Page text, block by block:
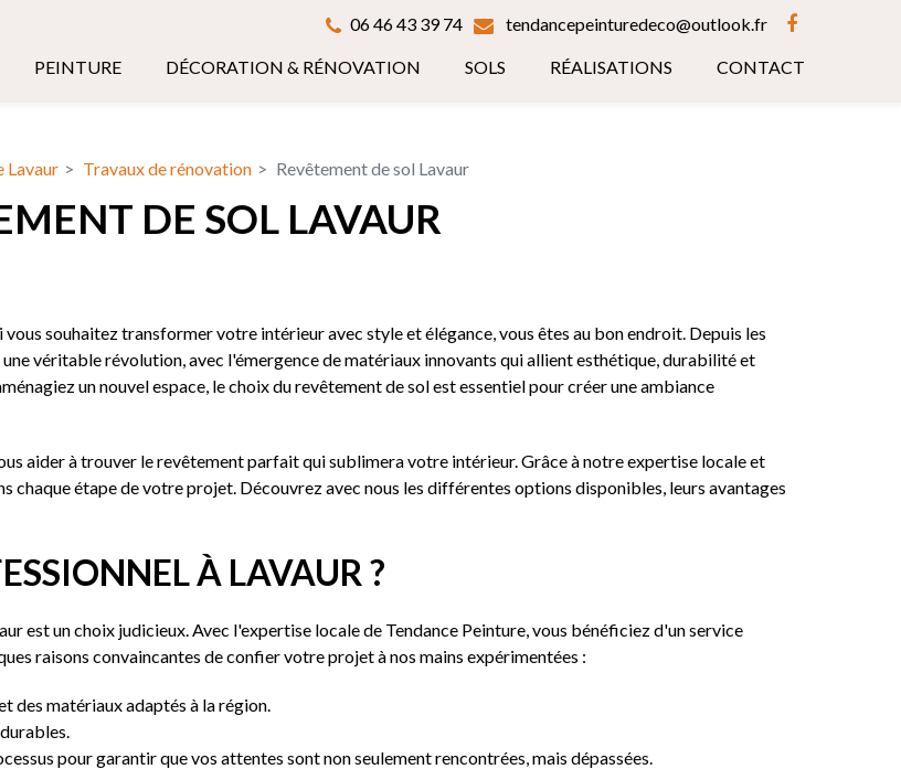
06 46 43 39 74 tendancepeinturedeco@outlook.fr
PEINTURE DÉCORATION & RÉNOVATION SOLS RÉALISATIONS CONTACT
Lavaur Travaux de rénovation Revêtement de sol Lavaur
DE SOL LAVAUR
vous souhaitez transformer votre intérieur avec style et élégance, vous êtes au bon endroit. Depuis les
une véritable révolution, avec l'émergence de matériaux innovants qui allient esthétique, durabilité et
un nouvel espace, le choix du revêtement de sol est essentiel pour créer une ambiance
aider à trouver le revêtement parfait qui sublimera votre intérieur. Grâce à notre expertise locale et
chaque étape de votre projet. Découvrez avec nous les différentes options disponibles, leurs avantages
À LAVAUR ?
est un choix judicieux. Avec l'expertise locale de Tendance Peinture, vous bénéficiez d'un service
raisons convaincantes de confier votre projet à nos mains expérimentées :
des matériaux adaptés à la région.
pour garantir que vos attentes sont non seulement rencontrées, mais dépassées.